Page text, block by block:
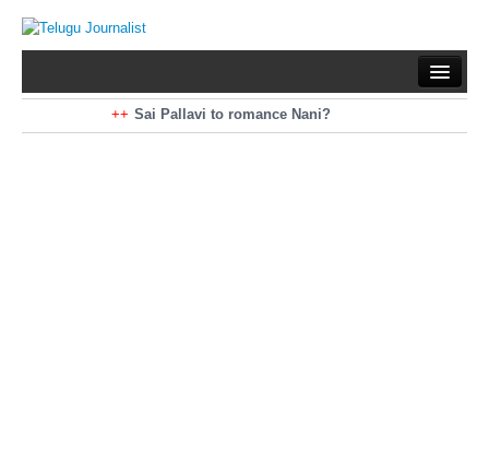
Sai Pallavi to romance Nani?
Kiara Advani to romance Pawan Kalyan